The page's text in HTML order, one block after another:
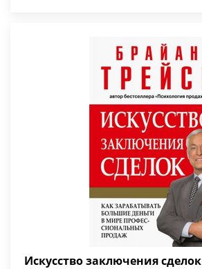
Искусство заключения сделок